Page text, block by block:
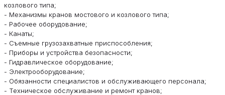
козлового типа;
- Механизмы кранов мостового и козлового типа;
- Рабочее оборудование;
- Канаты;
- Съемные грузозахватные приспособления;
- Приборы и устройства безопасности;
- Гидравлическое оборудование;
- Электрооборудование;
- Обязанности специалистов и обслуживающего персонала;
- Техническое обслуживание и ремонт кранов;